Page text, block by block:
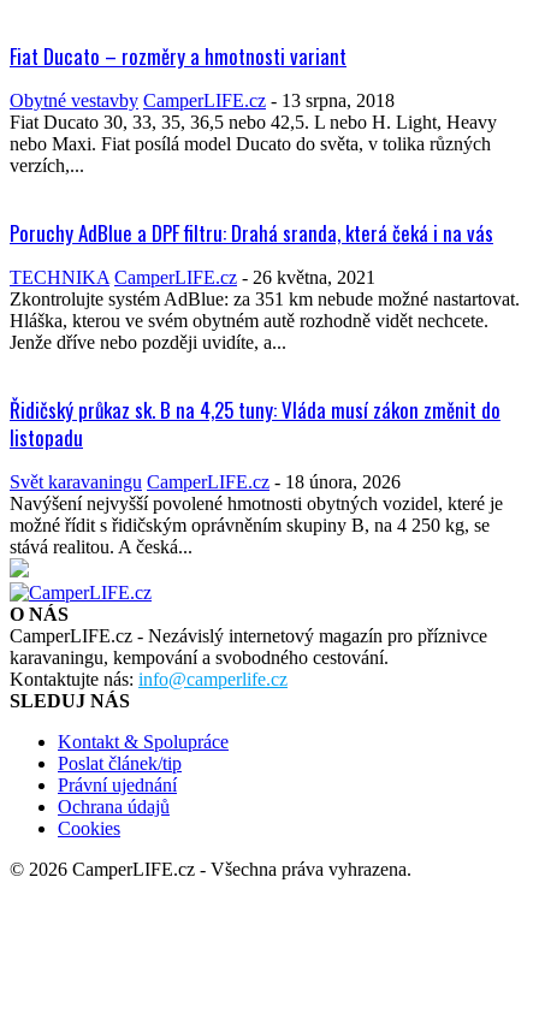
Fiat Ducato – rozměry a hmotnosti variant
Obytné vestavby CamperLIFE.cz - 13 srpna, 2018
Fiat Ducato 30, 33, 35, 36,5 nebo 42,5. L nebo H. Light, Heavy
nebo Maxi. Fiat posílá model Ducato do světa, v tolika různých
verzích,...
Poruchy AdBlue a DPF filtru: Drahá sranda, která čeká i na vás
TECHNIKA CamperLIFE.cz - 26 května, 2021
Zkontrolujte systém AdBlue: za 351 km nebude možné nastartovat.
Hláška, kterou ve svém obytném autě rozhodně vidět nechcete.
Jenže dříve nebo později uvidíte, a...
Řidičský průkaz sk. B na 4,25 tuny: Vláda musí zákon změnit do
listopadu
Svět karavaningu CamperLIFE.cz - 18 února, 2026
Navýšení nejvyšší povolené hmotnosti obytných vozidel, které je
možné řídit s řidičským oprávněním skupiny B, na 4 250 kg, se
stává realitou. A česká...
O NÁS
CamperLIFE.cz - Nezávislý internetový magazín pro příznivce
karavaningu, kempování a svobodného cestování.
Kontaktujte nás: info@camperlife.cz
SLEDUJ NÁS
Kontakt & Spolupráce
Poslat článek/tip
Právní ujednání
Ochrana údajů
Cookies
© 2026 CamperLIFE.cz - Všechna práva vyhrazena.